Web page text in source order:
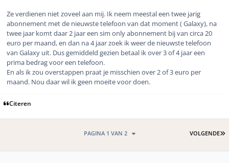
Ze verdienen niet zoveel aan mij. Ik neem meestal een twee jarig
abonnement met de nieuwste telefoon van dat moment ( Galaxy), na
twee jaar komt daar 2 jaar een sim only abonnement bij van circa 20
euro per maand, en dan na 4 jaar zoek ik weer de nieuwste telefoon
van Galaxy uit. Dus gemiddeld gezien betaal ik over 3 of 4 jaar een
prima bedrag voor een telefoon.
En als ik zou overstappen praat je misschien over 2 of 3 euro per
maand. Nou daar wil ik geen moeite voor doen.
Citeren
VOLGENDE
PAGINA 1 VAN 2